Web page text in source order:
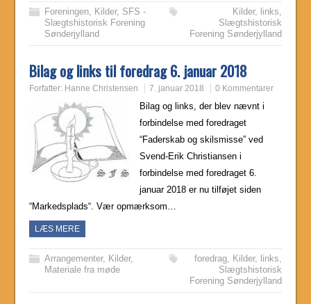
Foreningen Kilder, SFS -
Slægtshistorisk Forening
Sønderjylland
Kilder, links
Slægtshistorisk
Forening Sønderjylland
Bilag og links til foredrag 6. januar 2018
Forfatter: Hanne Christensen 7. januar 2018 0 Kommentarer
Bilag og links, der blev nævnt i
forbindelse med foredraget
“Faderskab og skilsmisse” ved
Svend-Erik Christiansen i
forbindelse med foredraget 6.
januar 2018 er nu tilføjet siden
“Markedsplads“. Vær opmærksom…
LÆS MERE
Arrangementer, Kilder,
Materiale fra møde
foredrag, Kilder, links
Slægtshistorisk
Forening Sønderjylland